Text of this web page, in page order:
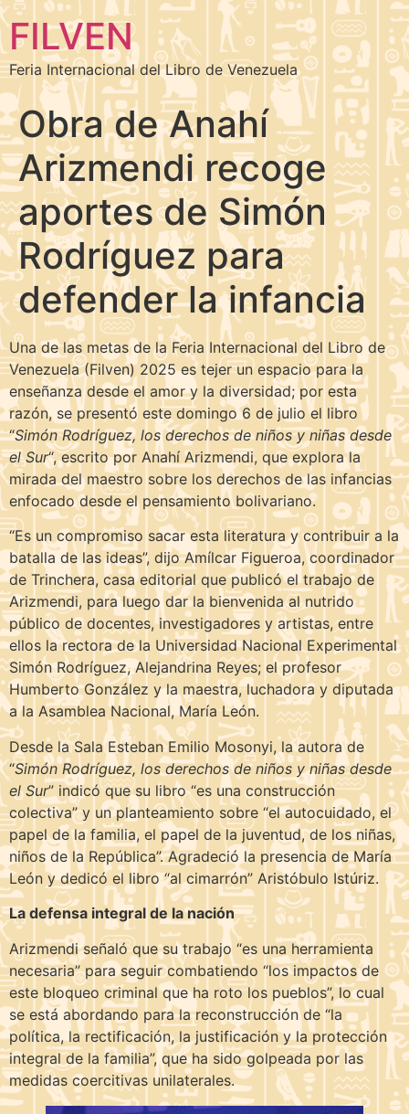
FILVEN
Feria Internacional del Libro de Venezuela
Obra de Anahí
Arizmendi recoge
aportes de Simón
Rodríguez para
defender la infancia
Una de las metas de la Feria Internacional del Libro de
Venezuela (Filven) 2025 es tejer un espacio para la
enseñanza desde el amor y la diversidad; por esta
razón, se presentó este domingo 6 de julio el libro
“Simón Rodríguez, los derechos de niños y niñas desde
el Sur“, escrito por Anahí Arizmendi, que explora la
mirada del maestro sobre los derechos de las infancias
enfocado desde el pensamiento bolivariano.
“Es un compromiso sacar esta literatura y contribuir a la
batalla de las ideas”, dijo Amílcar Figueroa, coordinador
de Trinchera, casa editorial que publicó el trabajo de
Arizmendi, para luego dar la bienvenida al nutrido
público de docentes, investigadores y artistas, entre
ellos la rectora de la Universidad Nacional Experimental
Simón Rodríguez, Alejandrina Reyes; el profesor
Humberto González y la maestra, luchadora y diputada
a la Asamblea Nacional, María León.
Desde la Sala Esteban Emilio Mosonyi, la autora de
“Simón Rodríguez, los derechos de niños y niñas desde
el Sur” indicó que su libro “es una construcción
colectiva” y un planteamiento sobre “el autocuidado, el
papel de la familia, el papel de la juventud, de los niñas,
niños de la República”. Agradeció la presencia de María
León y dedicó el libro “al cimarrón” Aristóbulo Istúriz.
La defensa integral de la nación
Arizmendi señaló que su trabajo “es una herramienta
necesaria” para seguir combatiendo “los impactos de
este bloqueo criminal que ha roto los pueblos”, lo cual
se está abordando para la reconstrucción de “la
política, la rectificación, la justificación y la protección
integral de la familia”, que ha sido golpeada por las
medidas coercitivas unilaterales.